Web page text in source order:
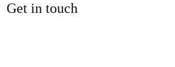
Get in touch